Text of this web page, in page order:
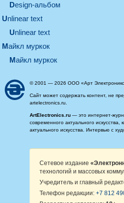
design-альбом
unlinear text
Unlinear text
майкл муркок
майкл муркок
© 2001 — 2026 ООО «Арт
Сайт может содержать контент, не
artelectronics.ru.
ArtElectronics.ru — это интернет-
современного актуального
актуального искусства. Интервью с
Сетевое издание
технологий и массовых
Учредитель и главный
Телефон редакции: +7 812